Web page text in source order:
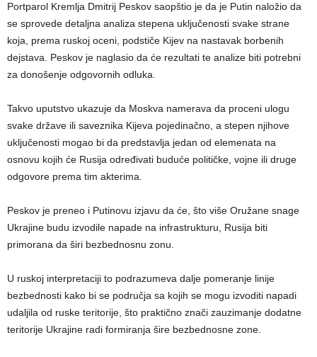
Portparol Kremlja Dmitrij Peskov saopštio je da je Putin naložio da
se sprovede detaljna analiza stepena uključenosti svake strane
koja, prema ruskoj oceni, podstiče Kijev na nastavak borbenih
dejstava. Peskov je naglasio da će rezultati te analize biti potrebni
za donošenje odgovornih odluka.
Takvo uputstvo ukazuje da Moskva namerava da proceni ulogu
svake države ili saveznika Kijeva pojedinačno, a stepen njihove
uključenosti mogao bi da predstavlja jedan od elemenata na
osnovu kojih će Rusija određivati buduće političke, vojne ili druge
odgovore prema tim akterima.
Peskov je preneo i Putinovu izjavu da će, što više Oružane snage
Ukrajine budu izvodile napade na infrastrukturu, Rusija biti
primorana da širi bezbednosnu zonu.
U ruskoj interpretaciji to podrazumeva dalje pomeranje linije
bezbednosti kako bi se područja sa kojih se mogu izvoditi napadi
udaljila od ruske teritorije, što praktično znači zauzimanje dodatne
teritorije Ukrajine radi formiranja šire bezbednosne zone.